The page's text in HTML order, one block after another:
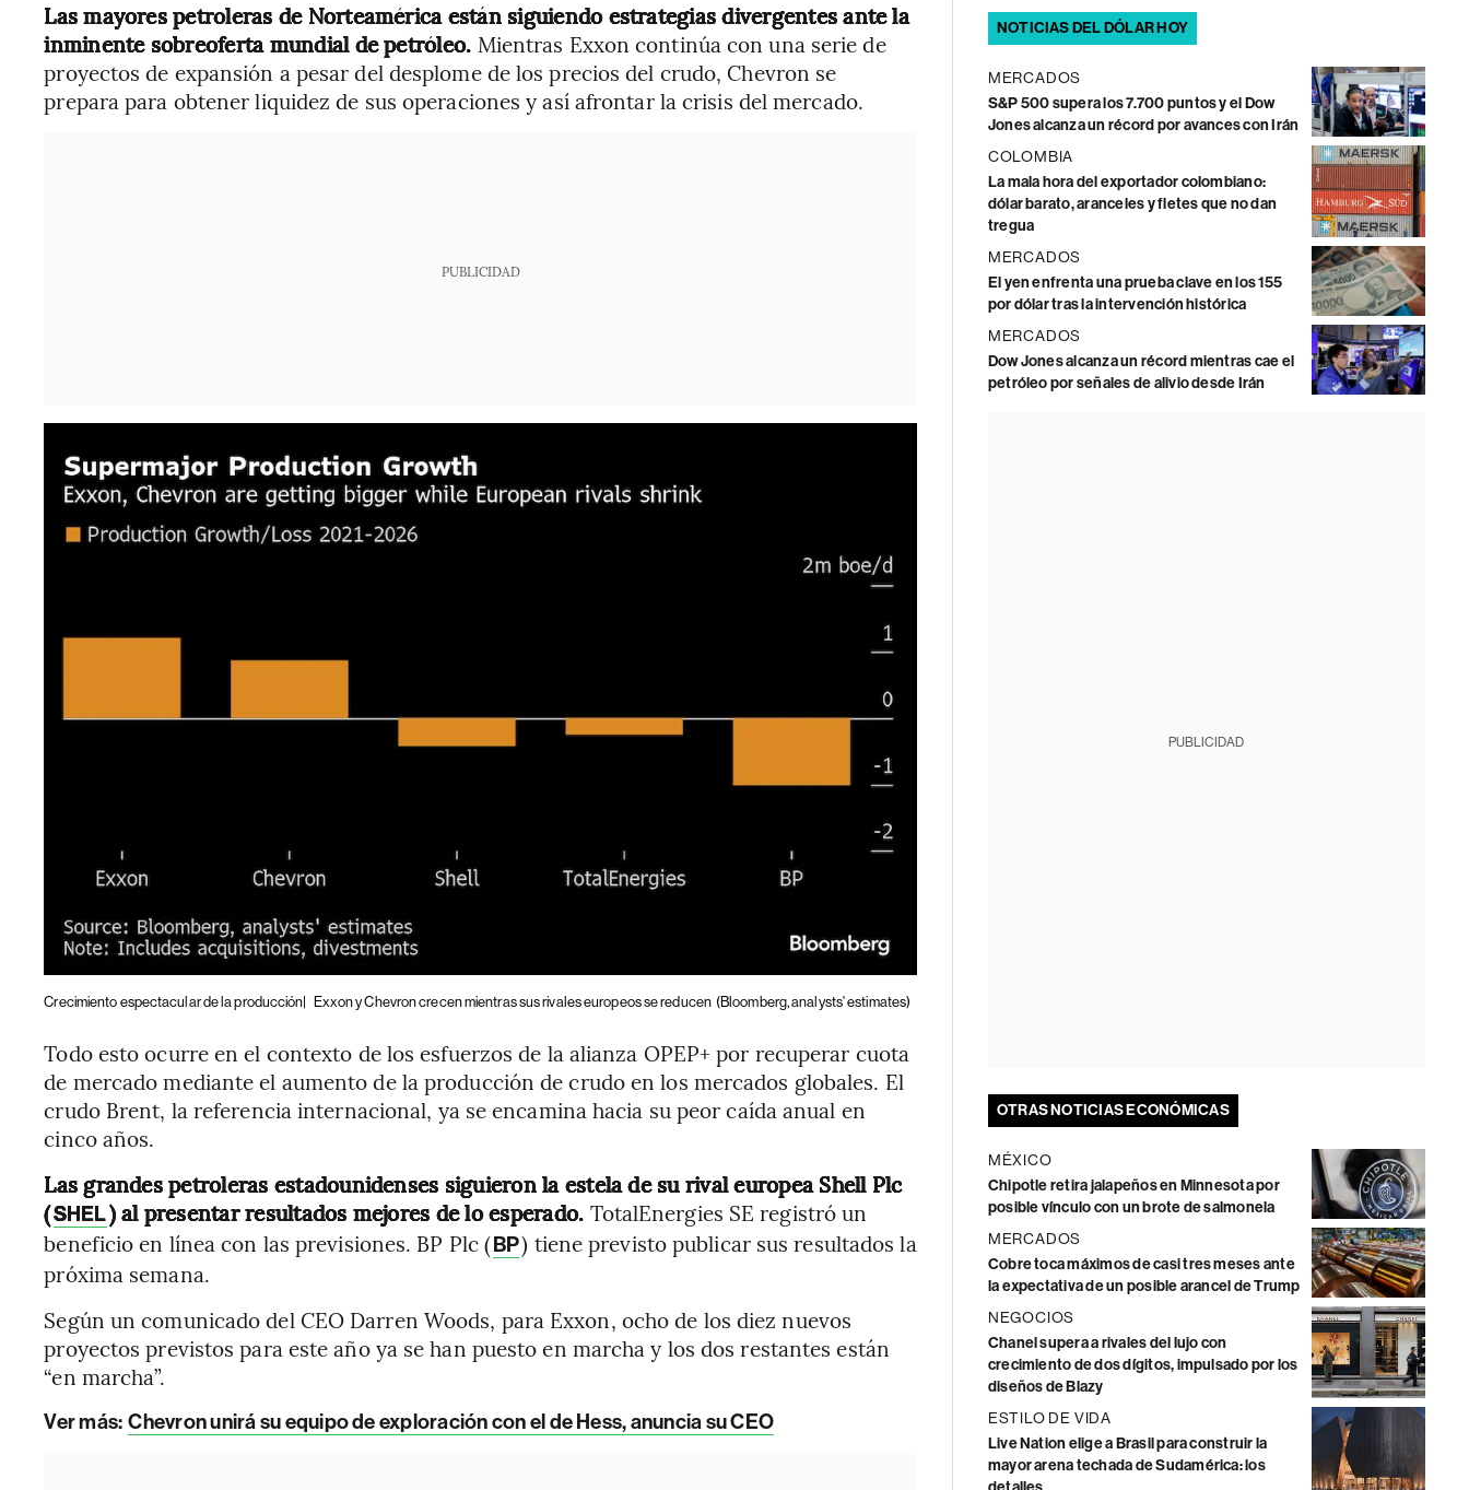
Las mayores petroleras de Norteamérica están siguiendo estrategias divergentes ante la
inminente sobreoferta mundial de petróleo. Mientras Exxon continúa con una serie de
proyectos de expansión a pesar del desplome de los precios del crudo, Chevron se
prepara para obtener liquidez de sus operaciones y así afrontar la crisis del mercado.
PUBLICIDAD
Crecimiento espectacular de la producción| Exxon y Chevron crecen mientras sus rivales europeos se reducen (Bloomberg, analysts' estimates)
Todo esto ocurre en el contexto de los esfuerzos de la alianza OPEP+ por recuperar cuota
de mercado mediante el aumento de la producción de crudo en los mercados globales. El
crudo Brent, la referencia internacional, ya se encamina hacia su peor caída anual en
cinco años.
Las grandes petroleras estadounidenses siguieron la estela de su rival europea Shell Plc
(SHEL) al presentar resultados mejores de lo esperado. TotalEnergies SE registró un
beneficio en línea con las previsiones. BP Plc (BP) tiene previsto publicar sus resultados la
próxima semana.
Según un comunicado del CEO Darren Woods, para Exxon, ocho de los diez nuevos
proyectos previstos para este año ya se han puesto en marcha y los dos restantes están
“en marcha”.
Ver más: Chevron unirá su equipo de exploración con el de Hess, anuncia su CEO
NOTICIAS DEL DÓLAR HOY
MERCADOS
S&P 500 supera los 7.700 puntos y el Dow
Jones alcanza un récord por avances con Irán
COLOMBIA
La mala hora del exportador colombiano:
dólar barato, aranceles y fletes que no dan
tregua
MERCADOS
El yen enfrenta una prueba clave en los 155
por dólar tras la intervención histórica
MERCADOS
Dow Jones alcanza un récord mientras cae el
petróleo por señales de alivio desde Irán
PUBLICIDAD
OTRAS NOTICIAS ECONÓMICAS
MÉXICO
Chipotle retira jalapeños en Minnesota por
posible vínculo con un brote de salmonela
MERCADOS
Cobre toca máximos de casi tres meses ante
la expectativa de un posible arancel de Trump
NEGOCIOS
Chanel supera a rivales del lujo con
crecimiento de dos dígitos, impulsado por los
diseños de Blazy
ESTILO DE VIDA
Live Nation elige a Brasil para construir la
mayor arena techada de Sudamérica: los